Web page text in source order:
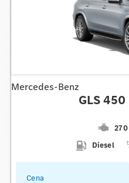
Mercedes-Benz
GLS
Diesel
Cena